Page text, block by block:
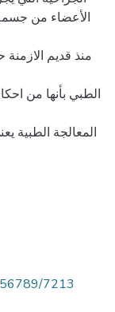
الأعضاء من جسمه
منذ قدیم
الطبي بأنها من
المعالجة الطبیة
7213